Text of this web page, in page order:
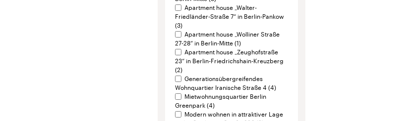
Wohnquartier Iranische Straße 4
Mietwohnungsquartier Berlin
Greenpark
Modern wohnen in attraktiver Lage
in der Storkower Straße 220
Nur für Studierende! Friedenhorster
Straße 10 10319 Berlin Friedrichsfelde
(1)
Only for Students! "Am Tierpark 44,
10319 Berlin"(2)
Only for students! Ostendstrasse 19
(4)
Only for students! Rhinstrasse 59-79